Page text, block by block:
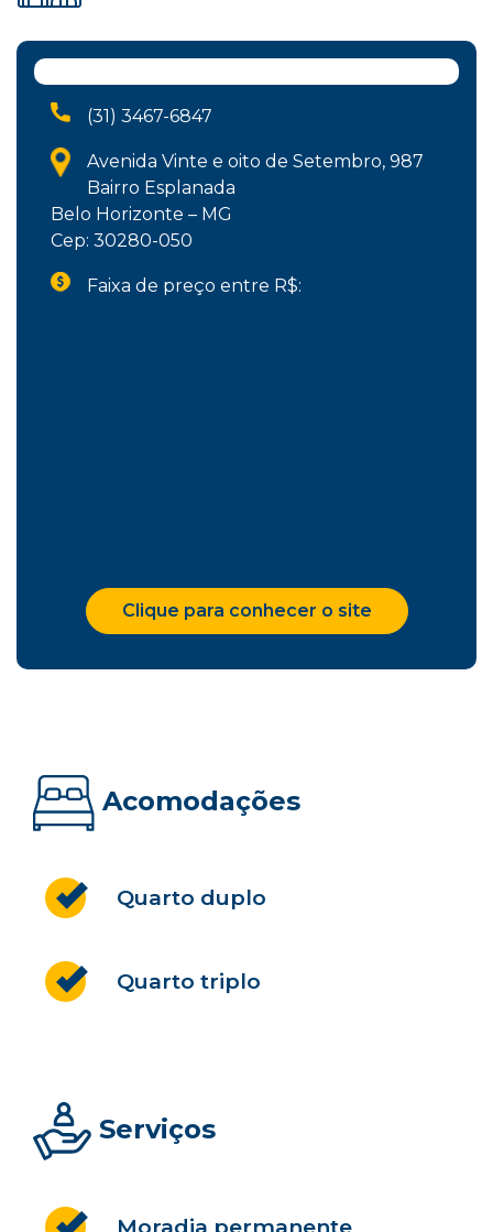
(31) 3467-6847
Avenida Vinte e oito de Setembro, 987
Bairro Esplanada
Belo Horizonte – MG
Cep: 30280-050
Faixa de preço entre R$:
Clique para conhecer o site
Acomodações
Quarto duplo
Quarto triplo
Serviços
Moradia permanente